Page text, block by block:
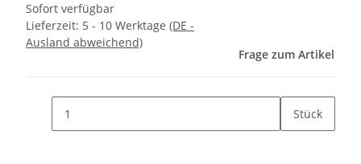
Sofort verfügbar
Lieferzeit: 5 - 10 Werktage (DE -
Ausland abweichend)
Frage zum Artikel
Stück